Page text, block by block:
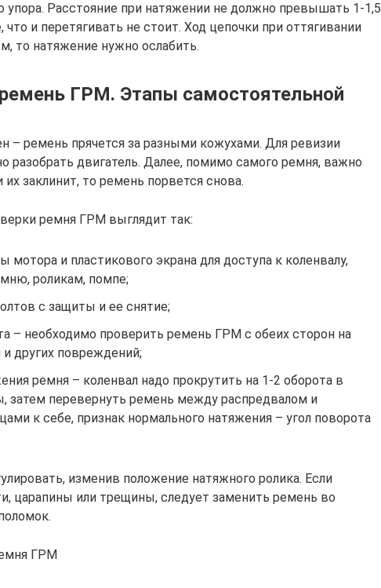
упора. Расстояние при натяжении не должно превышать 1-1,5
и перетягивать не стоит. Ход цепочки при оттягивании
то натяжение нужно ослабить.
ГРМ. Этапы самостоятельной
– ремень прячется за разными кожухами. Для ревизии
разобрать двигатель. Далее, помимо самого ремня, важно
их заклинит, то ремень порвется снова.
ремня ГРМ выглядит так:
мотора и пластикового экрана для доступа к коленвалу,
роликам, помпе;
с защиты и ее снятие;
– необходимо проверить ремень ГРМ с обеих сторон на
других повреждений;
ремня – коленвал надо прокрутить на 1-2 оборота в
затем перевернуть ремень между распредвалом и
к себе, признак нормального натяжения – угол поворота
изменив положение натяжного ролика. Если
царапины или трещины, следует заменить ремень во
ГРМ